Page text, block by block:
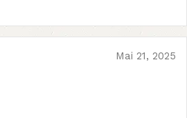
Mai 21, 2025